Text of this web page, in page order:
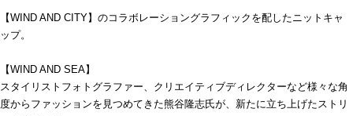
【WIND AND CITY】のコラボレーショングラフィックを配したニットキャ
ップ。
【WIND AND SEA】
スタイリストフォトグラファー、クリエイティブディレクターなど様々な角
度からファッションを見つめてきた熊谷隆志氏が、新たに立ち上げたストリ